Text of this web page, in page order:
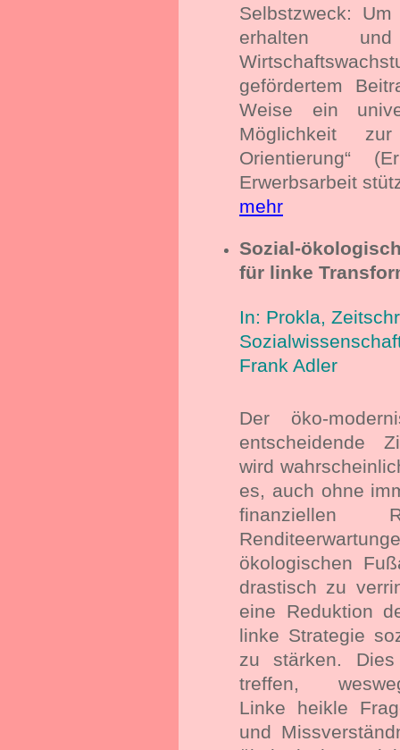
Selbstzweck:
erhalten
gefördertem
Weise ein
Möglichkeit
Orientierung“
Erwerbsarbeit
mehr
Sozial-
für linke
In: Prokla,
Frank Adler
Der öko-
entscheidende
wird
es, auch ohne
finanziellen
ökologischen
drastisch zu
eine Reduktion
linke Strategie
zu stärken.
treffen,
Linke heikle
und